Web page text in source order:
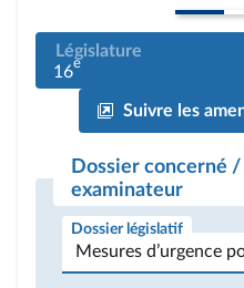
Législature
16e
Suivre les
Dossier concerné
examinateur
Dossier législatif